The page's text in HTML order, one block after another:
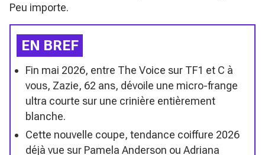
Peu importe.
EN BREF
Fin mai 2026, entre The Voice sur TF1 et C à
vous, Zazie, 62 ans, dévoile une micro-frange
ultra courte sur une crinière entièrement
blanche.
Cette nouvelle coupe, tendance coiffure 2026
déjà vue sur Pamela Anderson ou Adriana